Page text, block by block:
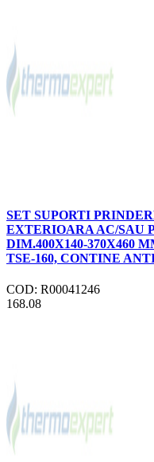
SET SUPORTI
EXTERIOARA AC/SAU
DIM.400X140-370X460
TSE-160, CONTINE
COD: R00041246
168.08